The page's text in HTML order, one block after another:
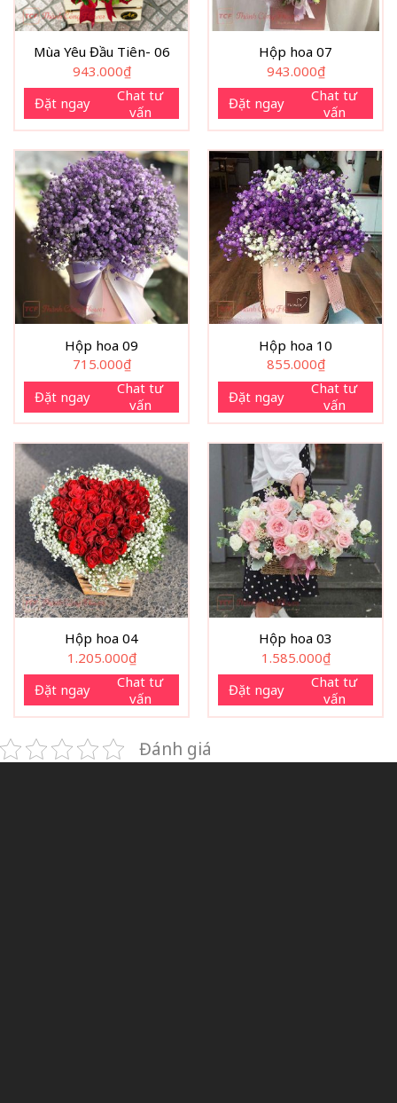
Mùa Yêu Đầu Tiên- 06
943.000₫
Đặt ngay
Chat tư
vấn
Hộp hoa 07
943.000₫
Đặt ngay
Chat tư
vấn
Hộp hoa 09
715.000₫
Đặt ngay
Chat tư
vấn
Hộp hoa 10
855.000₫
Đặt ngay
Chat tư
vấn
Hộp hoa 04
1.205.000₫
Đặt ngay
Chat tư
vấn
Hộp hoa 03
1.585.000₫
Đặt ngay
Chat tư
vấn
Đánh giá